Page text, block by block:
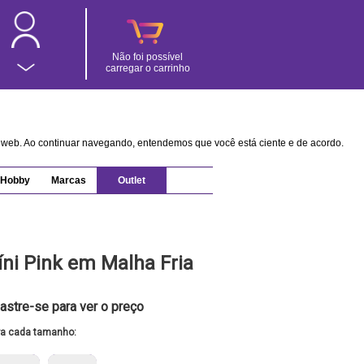
Não foi possível
carregar o carrinho
Ao continuar navegando, entendemos que você está ciente e de acordo.
Hobby Marcas Outlet
Pink em Malha Fria
se para ver o preço
cada tamanho: